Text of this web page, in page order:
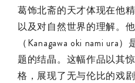
葛饰北斋的天才体现在他
以及对自然世界的理解。
（Kanagawa oki nami ura
题的结晶。这幅作品以其
格，展现了无与伦比的戏